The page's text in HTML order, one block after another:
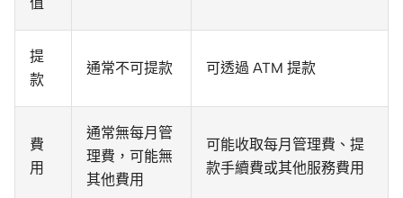
提
款
通常不可提款 可透過 ATM 提款
費
用
通常無每月管
理費，可能無
其他費用
可能收取每月管理費、提
款手續費或其他服務費用